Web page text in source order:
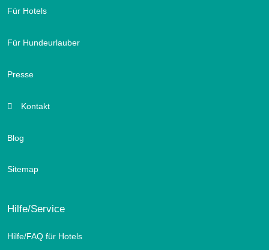
Für Hotels
Für Hundeurlauber
Presse
Kontakt
Blog
Sitemap
Hilfe/Service
Hilfe/FAQ für Hotels